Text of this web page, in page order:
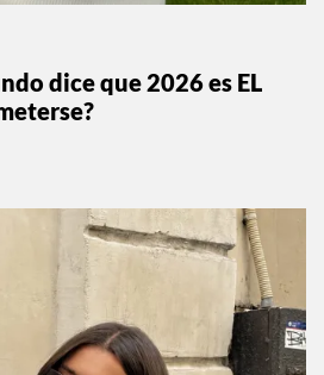
dice que 2026 es EL